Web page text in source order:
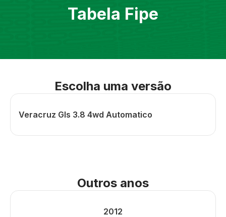
Tabela Fipe
Escolha uma versão
Veracruz Gls 3.8 4wd Automatico
Outros anos
2012